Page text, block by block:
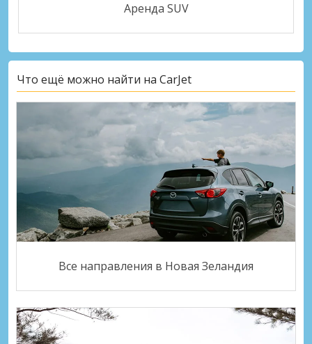
Аренда SUV
Что ещё можно найти на CarJet
Все направления в Новая Зеландия